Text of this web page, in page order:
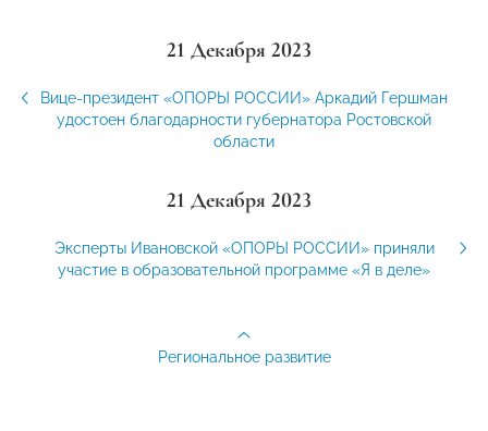
21 Декабря 2023
Вице-президент «ОПОРЫ РОССИИ» Аркадий Гершман
удостоен благодарности губернатора Ростовской
области
21 Декабря 2023
Эксперты Ивановской «ОПОРЫ РОССИИ» приняли
участие в образовательной программе «Я в деле»
Региональное развитие